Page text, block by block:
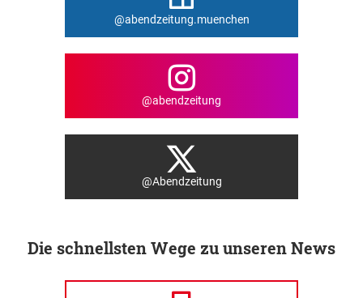
@abendzeitung.muenchen
@abendzeitung
@Abendzeitung
Die schnellsten Wege zu unseren News